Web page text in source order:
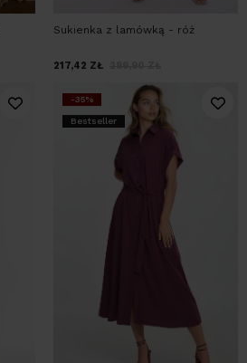
Sukienka z lamówką - róż
217,42 ZŁ
-35%
Bestseller